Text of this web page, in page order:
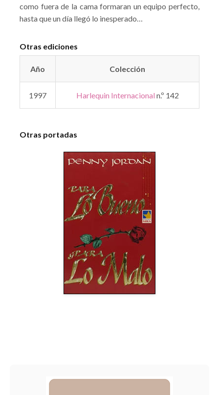
como fuera de la cama formaran un equipo perfecto,
hasta que un día llegó lo inesperado…
Otras ediciones
Año Colección
1997 Harlequin Internacional n.º 142
Otras portadas